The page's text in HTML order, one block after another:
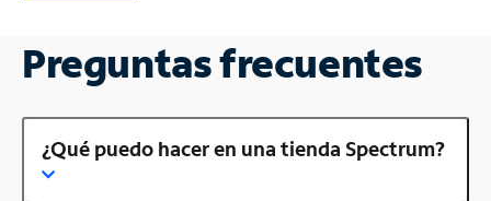
Preguntas frecuentes
¿Qué puedo hacer en una tienda Spectrum?